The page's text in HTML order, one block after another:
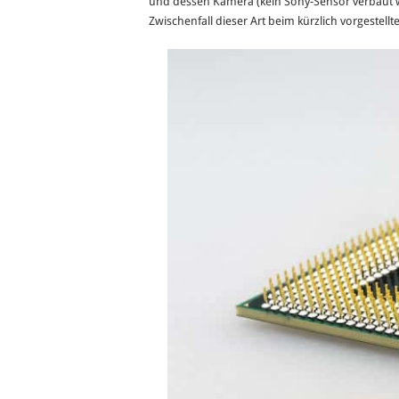
Zwischenfall dieser Art beim kürzlich